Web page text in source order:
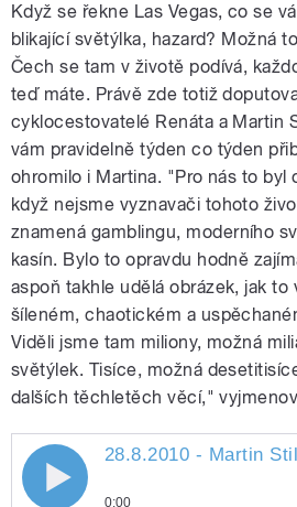
pause
Když se řekne Las Vegas, co se
blikající světýlka, hazard? Možná
Čech se tam v životě podívá,
teď máte. Právě zde totiž
cyklocestovatelé Renáta a Martin
vám pravidelně týden co týden
ohromilo i Martina. "Pro nás to byl
když nejsme vyznavači tohoto
znamená gamblingu, moderního
kasín. Bylo to opravdu hodně
aspoň takhle udělá obrázek, jak to
šíleném, chaotickém a
Viděli jsme tam miliony, možná
světýlek. Tisíce, možná
dalších těchletěch věcí,"
28.8.2010 - Martin
28.8.2010 - Martin
0:00